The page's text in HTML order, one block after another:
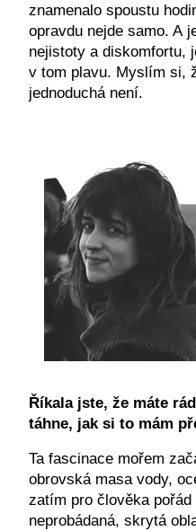
znamenalo spoustu
opravdu nejde samo. A
nejistoty a diskomfortu,
v tom plavu. Myslím si,
jednoduchá není.
Říkala jste, že máte
táhne, jak si to mám
Ta fascinace mořem
obrovská masa vody,
zatím pro člověka pořád
neprobádaná, skrytá